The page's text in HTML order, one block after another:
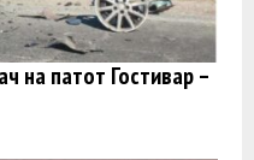
на патот Гостивар –